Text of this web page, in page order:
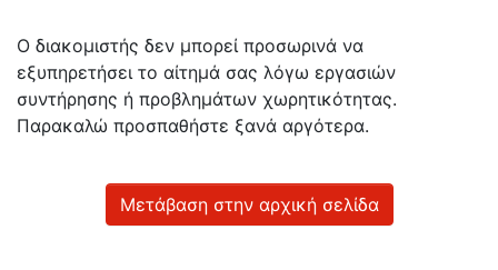
Υπηρεσίες
Αυτοαπόθεσης
Ανοιχτά
Δεδομένα
Ο διακομιστής δεν μπορεί προσωρινά να
εξυπηρετήσει το αίτημά σας λόγω εργασιών
συντήρησης ή προβλημάτων χωρητικότητας.
Παρακαλώ προσπαθήστε ξανά αργότερα.
Μετάβαση στην αρχική σελίδα